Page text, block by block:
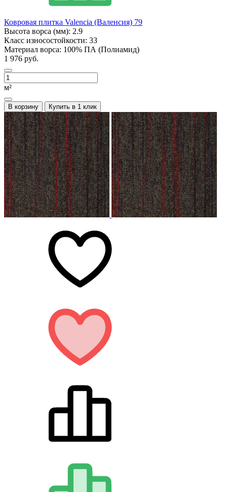
Ковровая плитка Valencia (Валенсия) 79
Высота ворса (мм): 2.9
Класс износостойкости: 33
Материал ворса: 100% ПА (Полиамид)
1 976 руб.
м²
В корзину Купить в 1 клик